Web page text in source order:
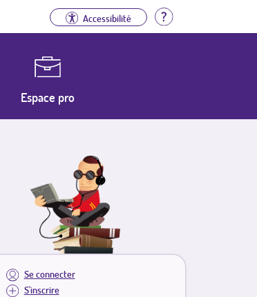
Accessibilité Aide
Espace pro
Se connecter
S'inscrire